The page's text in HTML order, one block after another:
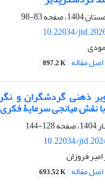
83-98
10.22034/
اصل مقاله 897.2 K
ذهنی گردشگران و
نقش میانجی سرمایۀ
128-144
10.22034/
فروزان
اصل مقاله 693.52 K